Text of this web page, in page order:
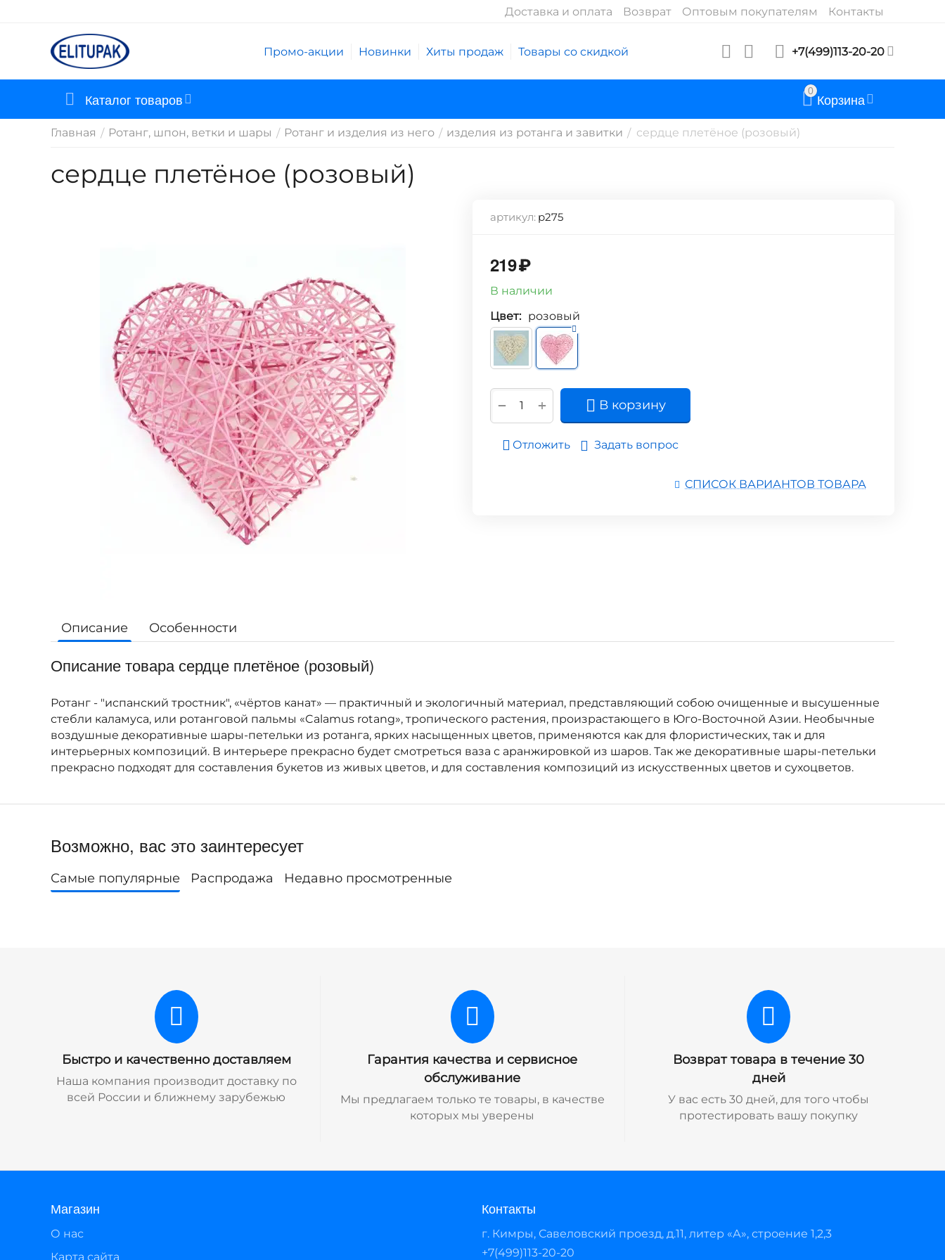
Доставка и оплата Возврат Оптовым покупателям Контакты
Промо-акции Новинки Хиты продаж Товары со скидкой +7(499)113-20-20
Каталог товаров 0 Корзина
Главная / Ротанг, шпон, ветки и шары / Ротанг и изделия из него / изделия из ротанга и завитки / сердце плетёное (розовый)
сердце плетёное (розовый)
артикул: р275
219₽
В наличии
Цвет: розовый
+
− В корзину
Отложить Задать вопрос
СПИСОК ВАРИАНТОВ ТОВАРА
Описание Особенности
Описание товара сердце плетёное (розовый)
Ротанг - "испанский тростник", «чёртов канат» — практичный и экологичный материал, представляющий собою очищенные и высушенные
стебли каламуса, или ротанговой пальмы «Calamus rotang», тропического растения, произрастающего в Юго-Восточной Азии. Необычные
воздушные декоративные шары-петельки из ротанга, ярких насыщенных цветов, применяются как для флористических, так и для
интерьерных композиций. В интерьере прекрасно будет смотреться ваза с аранжировкой из шаров. Так же декоративные шары-петельки
прекрасно подходят для составления букетов из живых цветов, и для составления композиций из искусственных цветов и сухоцветов.
Возможно, вас это заинтересует
Самые популярные Распродажа Недавно просмотренные
Быстро и качественно доставляем
Наша компания производит доставку по
всей России и ближнему зарубежью
Гарантия качества и сервисное
обслуживание
Мы предлагаем только те товары, в качестве
которых мы уверены
Возврат товара в течение 30
дней
У вас есть 30 дней, для того чтобы
протестировать вашу покупку
Магазин
О нас
Карта сайта
Контакты
г. Кимры, Савеловский проезд, д.11, литер «А», строение 1,2,3
+7(499)113-20-20